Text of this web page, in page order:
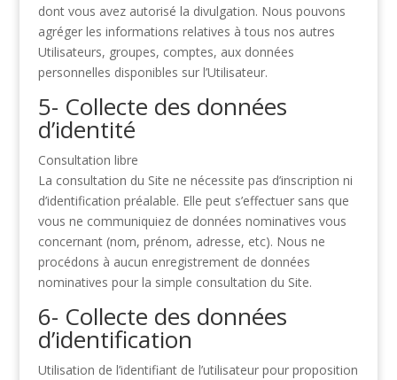
dont vous avez autorisé la divulgation. Nous pouvons
agréger les informations relatives à tous nos autres
Utilisateurs, groupes, comptes, aux données
personnelles disponibles sur l’Utilisateur.
5- Collecte des données
d’identité
Consultation libre
La consultation du Site ne nécessite pas d’inscription ni
d’identification préalable. Elle peut s’effectuer sans que
vous ne communiquiez de données nominatives vous
concernant (nom, prénom, adresse, etc). Nous ne
procédons à aucun enregistrement de données
nominatives pour la simple consultation du Site.
6- Collecte des données
d’identification
Utilisation de l’identifiant de l’utilisateur pour proposition